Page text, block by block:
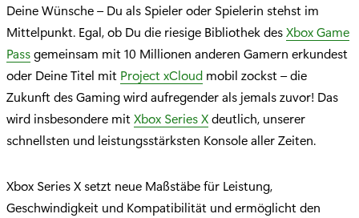
Deine Wünsche – Du als Spieler oder Spielerin stehst im
Mittelpunkt. Egal, ob Du die riesige Bibliothek desXbox Game
Passgemeinsam mit 10 Millionen anderen Gamern erkundest
oder Deine Titel mit Project xCloud mobil zockst – die
Zukunft des Gaming wird aufregender als jemals zuvor! Das
wird insbesondere mit Xbox Series Xdeutlich, unserer
schnellsten und leistungsstärksten Konsole aller Zeiten.
Xbox Series X setzt neue Maßstäbe für Leistung,
Geschwindigkeit und Kompatibilität und ermöglicht den